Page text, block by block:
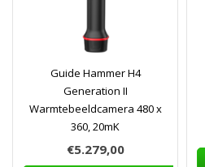
Guide Hammer H4
Generation II
Warmtebeeldcamera 480 x
360, 20mK
€5.279,00